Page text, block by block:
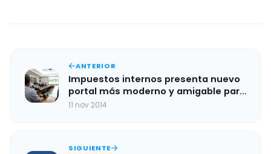
ANTERIOR
Impuestos internos presenta nuevo
portal más moderno y amigable para
las y los contribuyentes.
11 nov 2014
SIGUIENTE